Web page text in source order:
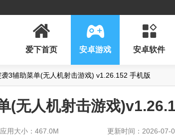
爱下首页 安卓游戏 安卓软件
3辅助菜单(无人机射击游戏) v1.26.152 手机版
(无人机射击游戏
应用大小：467.0M
更新时间：2026-07-